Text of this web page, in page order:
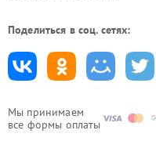
Мы принимаем
все формы оплаты
Поделиться в соц. сетях: